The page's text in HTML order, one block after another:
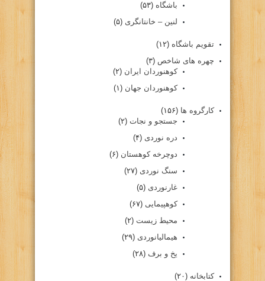
باشگاه (۵۳)
لنین – خانتانگری (۵)
تقویم باشگاه (۱۲)
چهره های شاخص (۳)
کوهنوردان ایران (۲)
کوهنوردان جهان (۱)
کارگروه ها (۱۵۶)
جستجو و نجات (۲)
دره نوردی (۴)
دوچرخه کوهستان (۶)
سنگ نوردی (۲۷)
غارنوردی (۵)
کوهپیمایی (۶۷)
محیط زیست (۲)
هیمالیانوردی (۲۹)
یخ و برف (۲۸)
کتابخانه (۲۰)